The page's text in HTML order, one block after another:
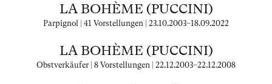
LA BOHÈME (PUCCINI)
Parpignol | 41 Vorstellungen | 23.10.2003–18.09.2022
LA BOHÈME (PUCCINI)
Obstverkäufer | 8 Vorstellungen | 22.12.2003–22.12.2008